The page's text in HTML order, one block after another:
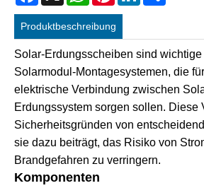
Produktbeschreibung
Solar-Erdungsscheiben sind
Solarmodul-Montagesystemen, die
elektrische Verbindung zwischen
Erdungssystem sorgen sollen. Diese
Sicherheitsgründen von
sie dazu beiträgt, das Risiko von
Brandgefahren zu verringern.
Komponenten